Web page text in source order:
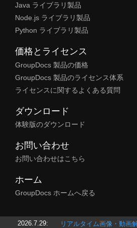
Java ライブラリ製品
Node.js ライブラリ製品
Python ライブラリ製品
価格とライセンス
GroupDocs 製品の価格
GroupDocs 製品のライセンス体系
ライセンスに関するよくある質問
ダウンロード
体験版のダウンロード
お問い合わせ
お問い合わせはこちら
ホーム
GroupDocs ホームへ戻る
2026.7.29:
リアルタイム画像・動画